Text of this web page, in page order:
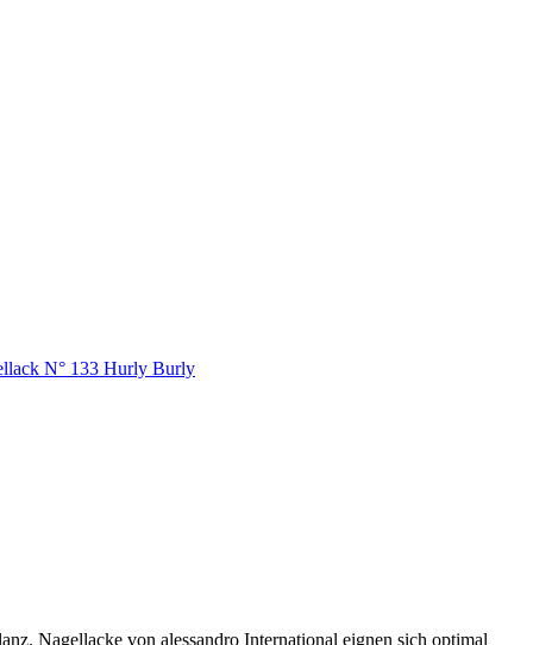
Nagellacke von alessandro International eignen sich optimal